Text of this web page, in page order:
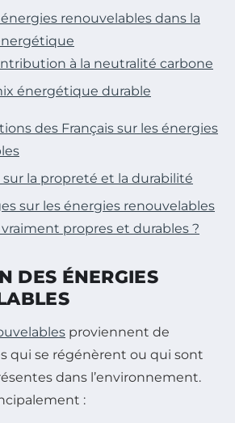
renouvelables dans la
à la neutralité carbone
énergétique durable
des Français sur les énergies
la propreté et la durabilité
sur les énergies renouvelables
vraiment propres et durables ?
DES ÉNERGIES
proviennent de
qui se régénèrent ou qui sont
dans l’environnement.
: